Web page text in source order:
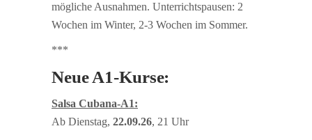
mögliche Ausnahmen. Unterrichtspausen: 2
Wochen im Winter, 2-3 Wochen im Sommer.
***
Neue A1-Kurse:
Salsa Cubana-A1:
Ab Dienstag, 22.09.26, 21 Uhr